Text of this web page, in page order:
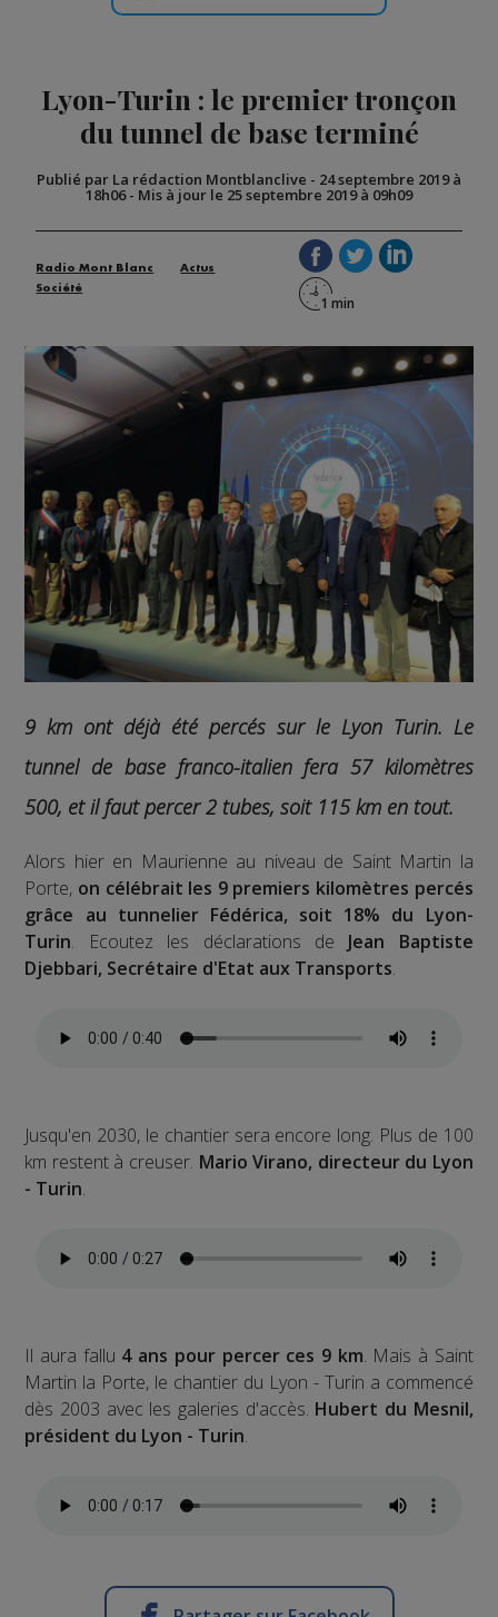
Lyon-Turin : le premier tronçon
du tunnel de base terminé
Publié par La rédaction Montblanclive - 24 septembre 2019 à
18h06- Mis à jour le 25 septembre 2019 à 09h09
Radio Mont Blanc
Actus
Société
9 km ont déjà été percés sur le Lyon Turin. Le
tunnel de base franco-italien fera 57 kilomètres
500, et il faut percer 2 tubes, soit 115 km en tout.
Alors hier en Maurienne au niveau de Saint Martin la
Porte, on célébrait les 9 premiers kilomètres percés
grâce au tunnelier Fédérica, soit 18% du Lyon-
Turin. Ecoutez les déclarations de Jean Baptiste
Djebbari, Secrétaire d'Etat aux Transports.
Jusqu'en 2030, le chantier sera encore long. Plus de 100
km restent à creuser. Mario Virano, directeur du Lyon
- Turin.
Il aura fallu 4 ans pour percer ces 9 km. Mais à Saint
Martin la Porte, le chantier du Lyon - Turin a commencé
dès 2003 avec les galeries d'accès. Hubert du Mesnil,
président du Lyon - Turin.